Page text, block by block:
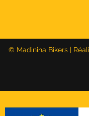
© Madinina Bikers |